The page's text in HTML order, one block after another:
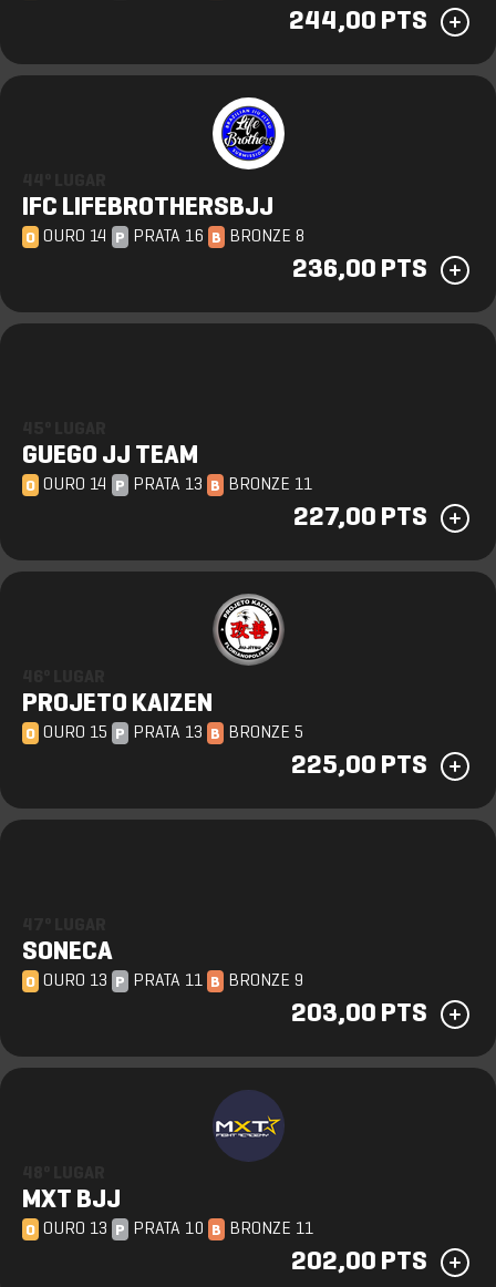
244,00 PTS
IFC LIFEBROTHERSBJJ
O OURO 14 P PRATA 16 B BRONZE 8
236,00 PTS
GUEGO JJ TEAM
O OURO 14 P PRATA 13 B BRONZE 11
227,00 PTS
PROJETO KAIZEN
O OURO 15 P PRATA 13 B BRONZE 5
225,00 PTS
SONECA
O OURO 13 P PRATA 11 B BRONZE 9
203,00 PTS
MXT BJJ
O OURO 13 P PRATA 10 B BRONZE 11
202,00 PTS